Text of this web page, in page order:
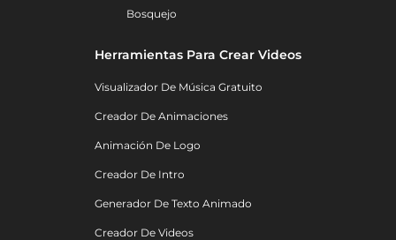
Bosquejo
Herramientas Para Crear Videos
Visualizador De Música Gratuito
Creador De Animaciones
Animación De Logo
Creador De Intro
Generador De Texto Animado
Creador De Videos